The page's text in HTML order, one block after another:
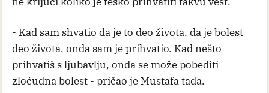
fotogaleriju
Mustafa Nadarević
Foto: Z. Milutinovic/ATAImages, Printskrin@
JUK Herceg Fest/YouTube